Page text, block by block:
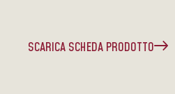
SCARICA SCHEDA PRODOTTO